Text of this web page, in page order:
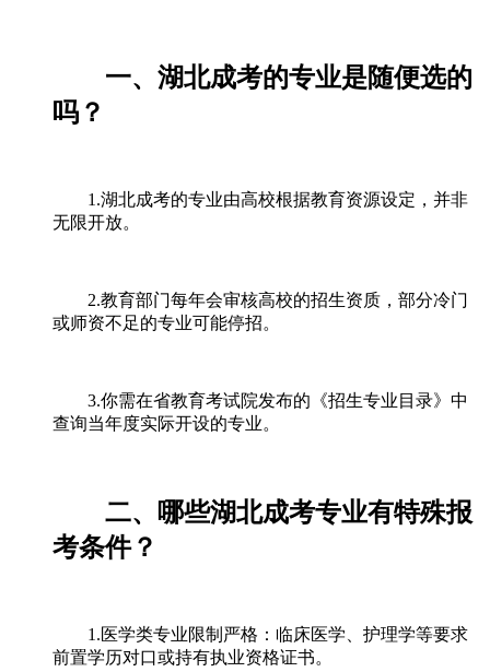
一、湖北成考的专业是随便选的
吗？
1.湖北成考的专业由高校根据教育资源设定，并非
无限开放。
2.教育部门每年会审核高校的招生资质，部分冷门
或师资不足的专业可能停招。
3.你需在省教育考试院发布的《招生专业目录》中
查询当年度实际开设的专业。
二、哪些湖北成考专业有特殊报
考条件？
1.医学类专业限制严格：临床医学、护理学等要求
前置学历对口或持有执业资格证书。